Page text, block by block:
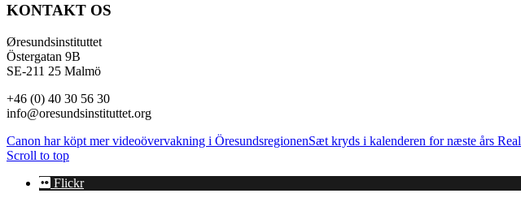
KONTAKT OS
Øresundsinstituttet
Östergatan 9B
SE-211 25 Malmö
+46 (0) 40 30 56 30
info@oresundsinstituttet.org
Canon har köpt mer videoövervakning i ÖresundsregionenSæt kryds i kalenderen for næste års
Scroll to top
Flickr